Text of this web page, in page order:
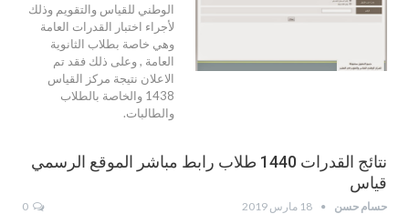
الوطني للقياس والتقويم وذلك
لأجراء اختبار القدرات العامة
وهي خاصة بطلاب الثانوية
العامة , وعلى ذلك فقد تم
الاعلان نتيجة مركز القياس
1438 والخاصة بالطلاب
والطالبات.
نتائج القدرات 1440 طلاب رابط مباشر الموقع الرسمي
قياس
حسام حسن 18 مارس 2019